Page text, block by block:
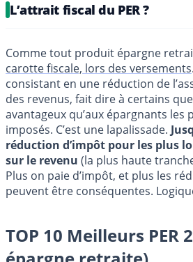
L’attrait fiscal du PER ?
Comme tout produit épargne
carotte fiscale, lors des versements
consistant en une réduction de
des revenus, fait dire à certains
avantageux qu’aux épargnants les
imposés. C’est une lapalissade.
réduction d’impôt pour les plus
sur le revenu (la plus haute
Plus on paie d’impôt, et plus les
peuvent être conséquentes.
TOP 10 Meilleurs PER